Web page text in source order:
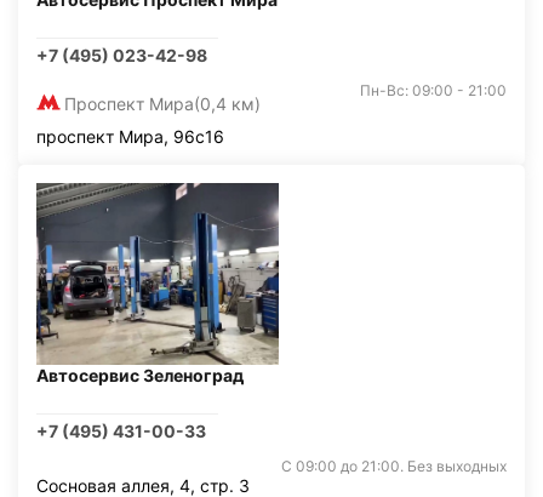
+7 (495) 023-42-98
Проспект Мира(0,4 км)
Пн-Вс: 09:00 - 21:00
проспект Мира, 96с16
Автосервис Зеленоград
+7 (495) 431-00-33
С 09:00 до 21:00. Без выходных
Сосновая аллея, 4, стр. 3